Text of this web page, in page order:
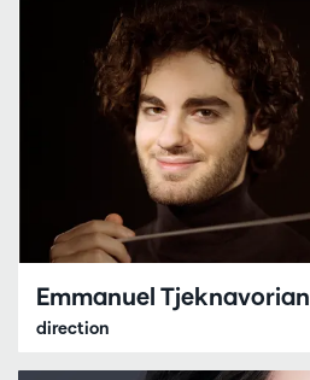
Emmanuel Tjeknavorian
direction